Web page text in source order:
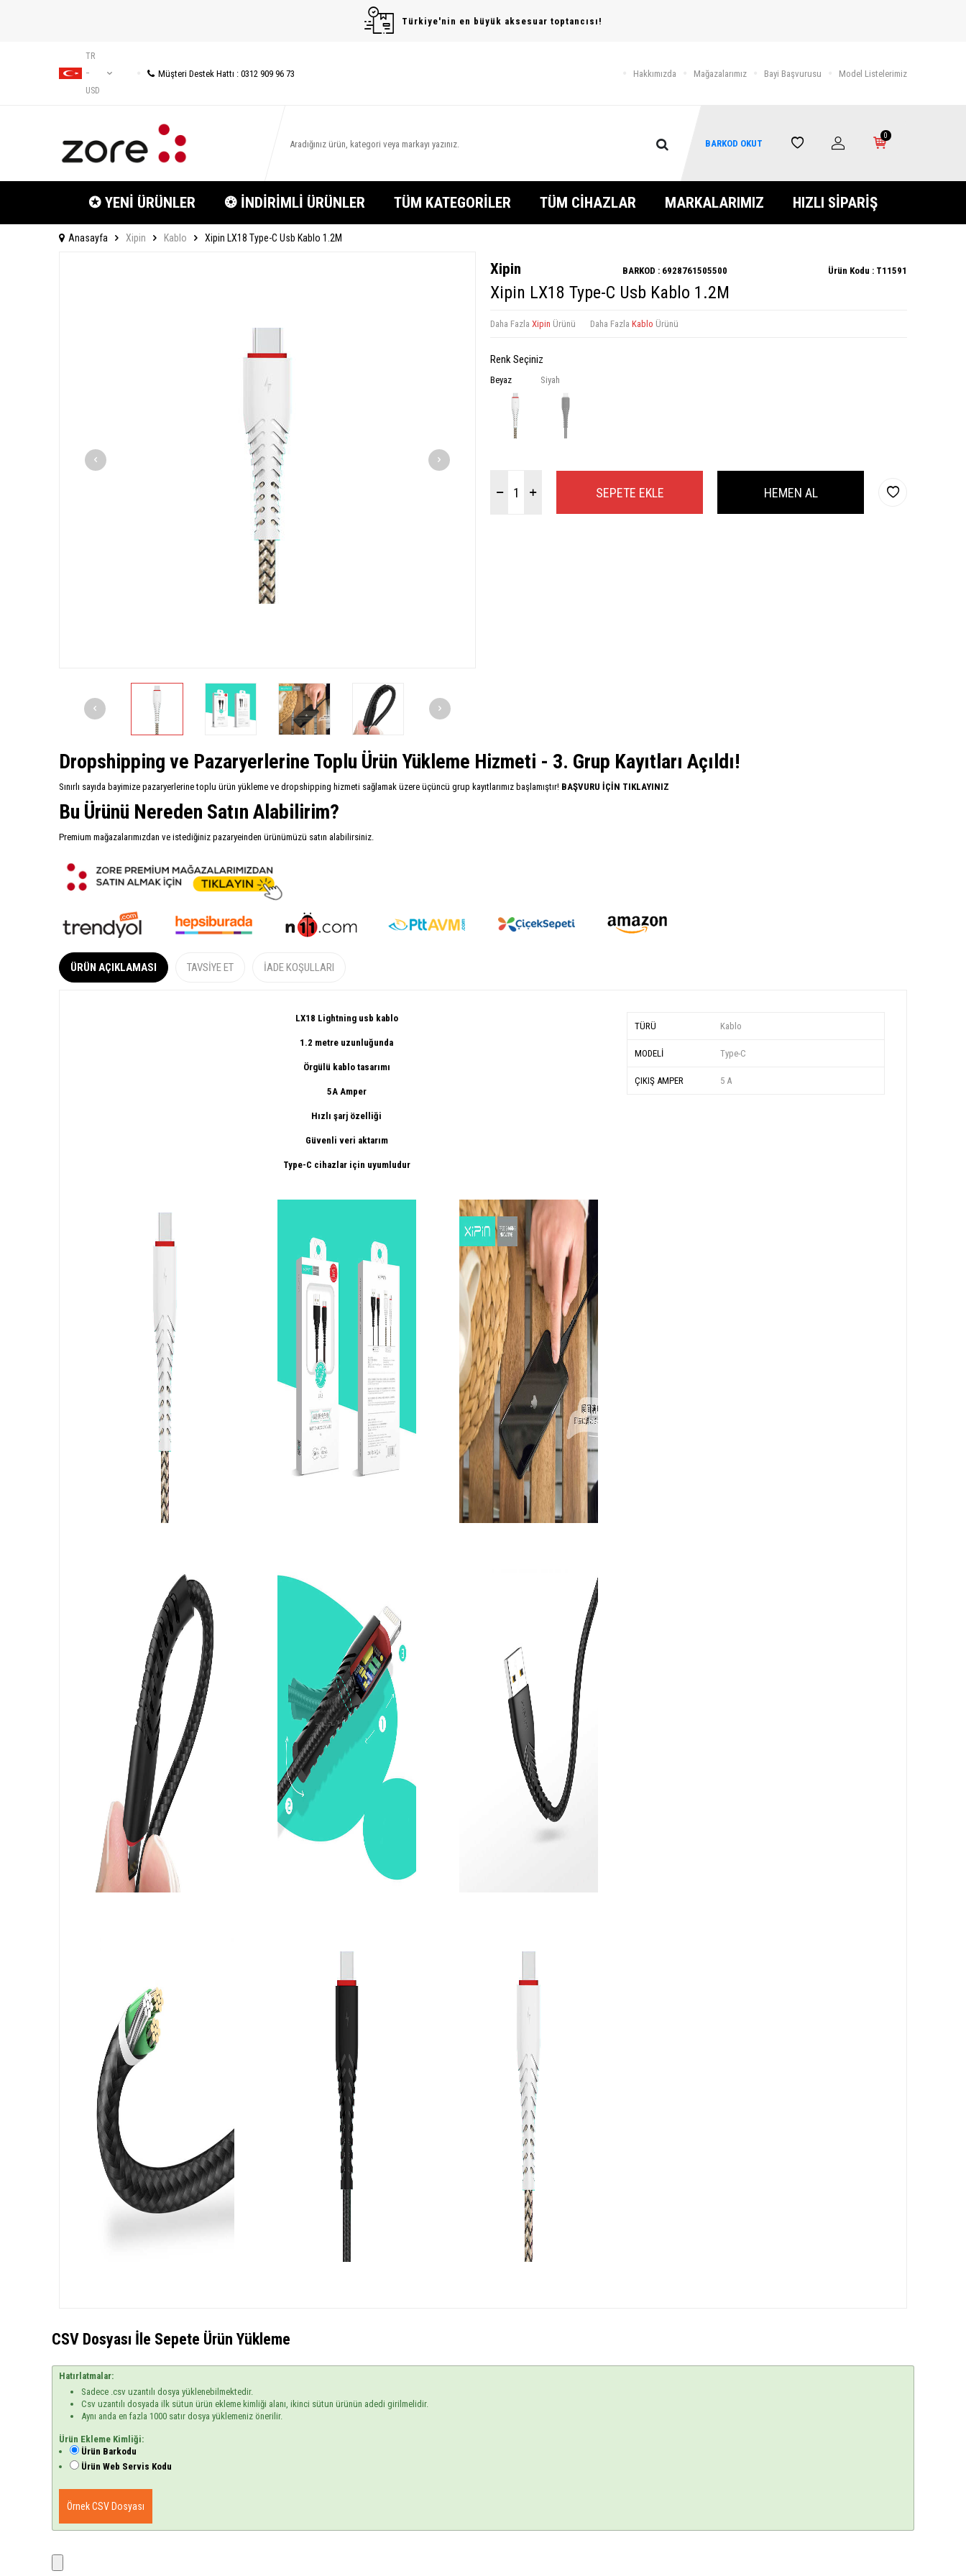
Türkiye'nin en büyük aksesuar toptancısı!
TR
−
USD
Müşteri Destek Hattı : 0312 909 96 73 Hakkımızda Mağazalarımız Bayi Başvurusu Model Listelerimiz
BARKOD OKUT
0
✪ YENİ ÜRÜNLER ❂ İNDİRİMLİ ÜRÜNLER TÜM KATEGORİLER TÜM CİHAZLAR MARKALARIMIZ HIZLI SİPARİŞ
Anasayfa Xipin Kablo Xipin LX18 Type-C Usb Kablo 1.2M
Xipin BARKOD : 6928761505500 Ürün Kodu : T11591
Xipin LX18 Type-C Usb Kablo 1.2M
Daha Fazla Xipin Ürünü Daha Fazla Kablo Ürünü
Renk Seçiniz
Beyaz Siyah
SEPETE EKLE HEMEN AL
Dropshipping ve Pazaryerlerine Toplu Ürün Yükleme Hizmeti - 3. Grup Kayıtları Açıldı!
Sınırlı sayıda bayimize pazaryerlerine toplu ürün yükleme ve dropshipping hizmeti sağlamak üzere üçüncü grup kayıtlarımız başlamıştır! BAŞVURU İÇİN TIKLAYINIZ
Bu Ürünü Nereden Satın Alabilirim?
Premium mağazalarımızdan ve istediğiniz pazaryeinden ürünümüzü satın alabilirsiniz.
ÜRÜN AÇIKLAMASI TAVSIYE ET İADE KOŞULLARI
​LX18 Lightning usb kablo
1.2 metre uzunluğunda
Örgülü kablo tasarımı
5A Amper
Hızlı şarj özelliği
Güvenli veri aktarım
Type-C cihazlar için uyumludur
TÜRÜ Kablo
MODELİ Type-C
ÇIKIŞ AMPER 5 A
CSV Dosyası İle Sepete Ürün Yükleme
Hatırlatmalar:
Sadece .csv uzantılı dosya yüklenebilmektedir.
Csv uzantılı dosyada ilk sütun ürün ekleme kimliği alanı, ikinci sütun ürünün adedi girilmelidir.
Aynı anda en fazla 1000 satır dosya yüklemeniz önerilir.
Ürün Ekleme Kimliği:
Ürün Barkodu
Ürün Web Servis Kodu
Örnek CSV Dosyası